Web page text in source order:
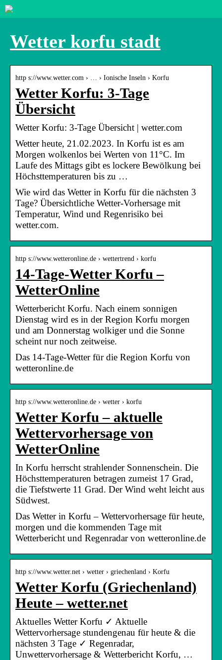
Wetter korfu stadt
http s://www.wetter.com › … › Ionische Inseln › Korfu
Wetter Korfu: 3-Tage
Übersicht
Wetter Korfu: 3-Tage Übersicht | wetter.com
Wetter heute, 21.02.2023. In Korfu ist es am
Morgen wolkenlos bei Werten von 11°C. Im
Laufe des Mittags gibt es lockere Bewölkung bei
Höchsttemperaturen bis zu …
Wie wird das Wetter in Korfu für die nächsten 3
Tage? Übersichtliche Wetter-Vorhersage mit
Temperatur, Wind und Regenrisiko bei
wetter.com.
http s://www.wetteronline.de › wettertrend › korfu
14-Tage-Wetter Korfu –
WetterOnline
Wetterbericht Korfu. Nach einem sonnigen
Dienstag wird es in der Region Korfu morgen
und am Donnerstag wolkiger und die Sonne
scheint nur noch zeitweise.
Das 14-Tage-Wetter für die Region Korfu von
wetteronline.de
http s://www.wetteronline.de › wetter › korfu
Wetter Korfu – aktuelle
Wettervorhersage von
WetterOnline
In Korfu herrscht strahlender Sonnenschein. Die
Höchsttemperaturen betragen zumeist 17 Grad,
die Tiefstwerte 11 Grad. Der Wind weht leicht aus
Südwest.
Das Wetter in Korfu – Wettervorhersage für heute,
morgen und die kommenden Tage mit
Wetterbericht und Regenradar von wetteronline.de
http s://www.wetter.net › wetter › griechenland › Korfu
Wetter Korfu (Griechenland)
Heute – wetter.net
Aktuelles Wetter Korfu ✓ Aktuelle
Wettervorhersage stundengenau für heute & die
nächsten 3 Tage ✓ Regenradar,
Unwettervorhersage & Wetterbericht Korfu, …